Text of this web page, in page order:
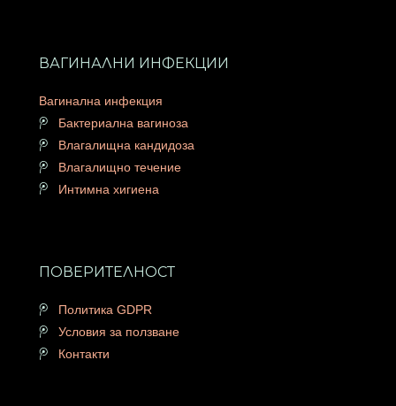
ВАГИНАЛНИ ИНФЕКЦИИ
Вагинална инфекция
Бактериална вагиноза
Влагалищна кандидоза
Влагалищно течение
Интимна хигиена
ПОВЕРИТЕЛНОСТ
Политика GDPR
Условия за ползване
Контакти